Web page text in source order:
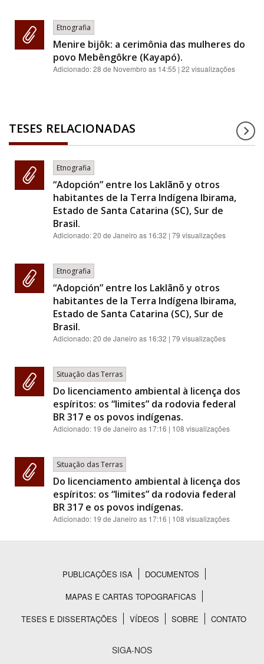
Etnografia
Menire bijôk: a cerimônia das mulheres do
povo Mebêngôkre (Kayapó).
Adicionado:28 de Novembro as 14:55 | 22 visualizações
TESES RELACIONADAS
Etnografia
“Adopción” entre los Laklãnõ y otros
habitantes de la Terra Indígena Ibirama,
Estado de Santa Catarina (SC), Sur de
Brasil.
Adicionado:20 de Janeiro as 16:32 | 79 visualizações
Etnografia
“Adopción” entre los Laklãnõ y otros
habitantes de la Terra Indígena Ibirama,
Estado de Santa Catarina (SC), Sur de
Brasil.
Adicionado:20 de Janeiro as 16:32 | 79 visualizações
Situação das Terras
Do licenciamento ambiental à licença dos
espíritos: os “limites” da rodovia federal
BR 317 e os povos indígenas.
Adicionado: 19 de Janeiro as 17:16 | 108 visualizações
Situação das Terras
Do licenciamento ambiental à licença dos
espíritos: os “limites” da rodovia federal
BR 317 e os povos indígenas.
Adicionado: 19 de Janeiro as 17:16 | 108 visualizações
Rodapé
PUBLICAÇÕES ISA
DOCUMENTOS
MAPAS E CARTAS TOPOGRAFICAS
TESES E DISSERTAÇÕES
VÍDEOS SOBRE CONTATO
SIGA-NOS